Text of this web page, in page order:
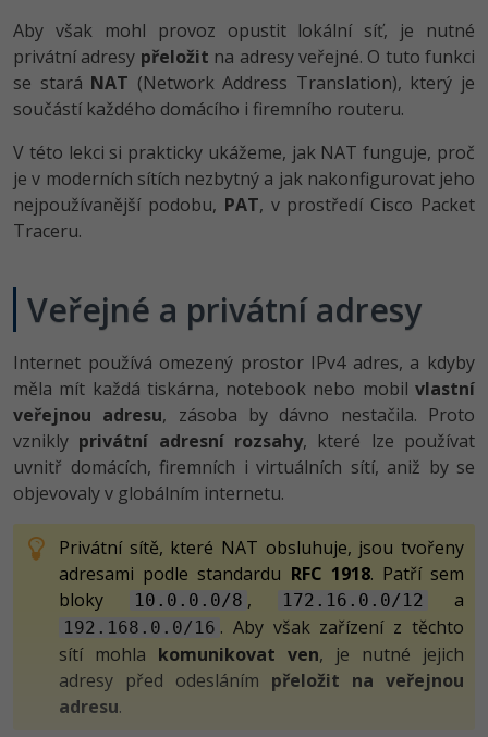
Testování a verzování
UML a návrhové vzory
React
Spring
Django
Python
HTML / CSS
UML a návrhové vzory
MySQL/MariaDB
SQLite
Webdesigner
Tester
Systémový administrátor
Grafik / UX/UI návrhář
Projektový manažer
Databázový analytik
Copywriter
WordPress specialista
SEO specialista
PHP
C++ -80%
-80%
Kotlin -80%
-80%
SQL
Návrh SW -80%
Algoritmy -41%
Umělá inteligence (AI) -10%
Více
Fórum
WordPress
SEO -30%
Business
-80%
Google Dokumenty
Time management
Windows
Linux
Kybernetická bezpečnost
Elektronický podpis
Aby však mohl provoz opustit lokální síť, je nutné
privátní adresy přeložit na adresy veřejné. O tuto funkci
se stará NAT (Network Address Translation), který je
součástí každého domácího i firemního routeru.
V této lekci si prakticky ukážeme, jak NAT funguje, proč
je v moderních sítích nezbytný a jak nakonfigurovat jeho
nejpoužívanější podobu, PAT, v prostředí Cisco Packet
Traceru.
Veřejné a privátní adresy
Internet používá omezený prostor IPv4 adres, a kdyby
měla mít každá tiskárna, notebook nebo mobil vlastní
veřejnou adresu, zásoba by dávno nestačila. Proto
vznikly privátní adresní rozsahy, které lze používat
uvnitř domácích, firemních i virtuálních sítí, aniž by se
objevovaly v globálním internetu.
Privátní sítě, které NAT obsluhuje, jsou tvořeny
adresami podle standardu RFC 1918. Patří sem
bloky
10.0.0.0/8 , 172.16.0.0/12 a
192.168.0.0/16 . Aby však zařízení z těchto
sítí mohla komunikovat ven, je nutné jejich
adresy před odesláním přeložit na veřejnou
adresu.